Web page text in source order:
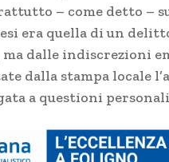
– come detto –
era quella di un
dalle indiscrezioni
dalla stampa locale
a questioni